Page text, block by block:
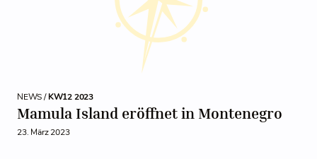
NEWS /KW12 2023
Mamula Island eröffnet in Montenegro
23. März 2023